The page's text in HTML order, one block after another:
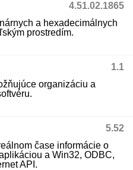
4.51.02.1865
a hexadecimálnych
prostredím.
1.1
organizáciu a
5.52
čase informácie o
a Win32, ODBC,
API.